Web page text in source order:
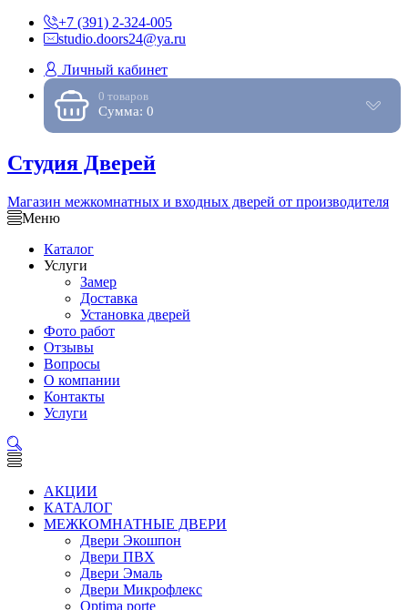
+7 (391) 2-324-005
studio.doors24@ya.ru
Личный кабинет
0 товаров
Сумма: 0
Студия Дверей
Магазин межкомнатных и входных дверей от производителя
Меню
Каталог
Услуги
Замер
Доставка
Установка дверей
Фото работ
Отзывы
Вопросы
О компании
Контакты
Услуги
АКЦИИ
КАТАЛОГ
МЕЖКОМНАТНЫЕ ДВЕРИ
Двери Экошпон
Двери ПВХ
Двери Эмаль
Двери Микрофлекс
Optima porte